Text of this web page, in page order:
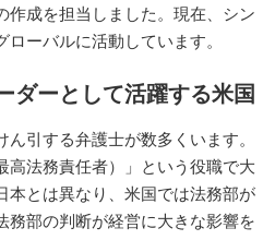
作成を担当しました。現在、シン
ーバルに活動しています。
ダーとして活躍する米国
引する弁護士が数多くいます。
高法務責任者）」という役職で大
本とは異なり、米国では法務部が
務部の判断が経営に大きな影響を